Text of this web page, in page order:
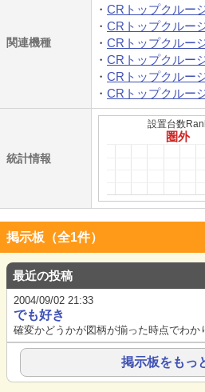
関連機種
CRトップクルー
CRトップクルー
CRトップクルー
CRトップクルー
CRトップクルー
CRトップクルー
統計情報
設置台数
圏外
掲示板（全1件）
最近の投稿
2004/09/02 21:33
でも好き
掲示板をもっ